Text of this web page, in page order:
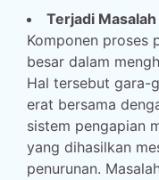
Terjadi
Komponen proses
besar dalam
Hal tersebut gara-
erat bersama
sistem pengapian
yang dihasilkan
penurunan.